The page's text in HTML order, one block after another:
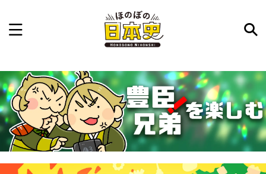
気になった日本史の事件や人物、時代などを入力して
ね。中の人が24時間手動で検索結果を提示するよ（嘘
です）
例：織田信長 長篠の戦い